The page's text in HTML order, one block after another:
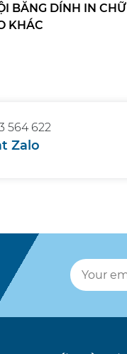
BĂNG DÍNH IN CHỮ
KHÁC
564 622
Zalo